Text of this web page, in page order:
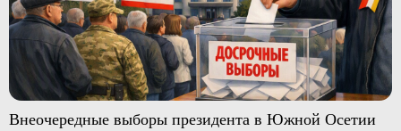
Внеочередные выборы президента в Южной Осетии